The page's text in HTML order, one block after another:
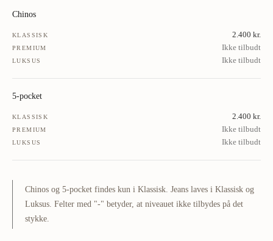
Chinos
KLASSISK 2.400 kr.
PREMIUM Ikke tilbudt
LUKSUS Ikke tilbudt
5-pocket
KLASSISK 2.400 kr.
PREMIUM Ikke tilbudt
LUKSUS Ikke tilbudt
Chinos og 5-pocket findes kun i Klassisk. Jeans laves i Klassisk og
Luksus. Felter med "-" betyder, at niveauet ikke tilbydes på det
stykke.